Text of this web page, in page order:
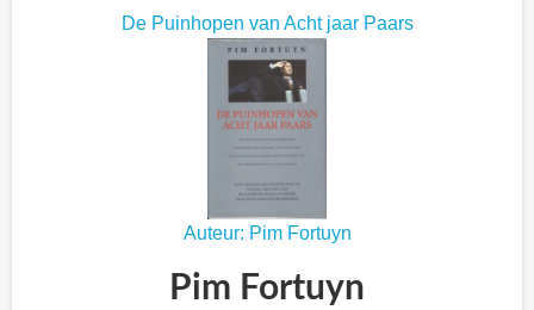
De Puinhopen van Acht jaar Paars
Auteur: Pim Fortuyn
Pim Fortuyn